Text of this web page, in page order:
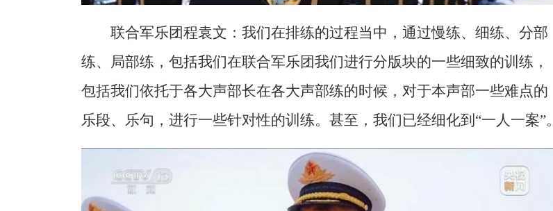
联合军乐团程袁文：我们在排练的过程当中，通过慢练、细练、分部
练、局部练，包括我们在联合军乐团我们进行分版块的一些细致的训练，
包括我们依托于各大声部长在各大声部练的时候，对于本声部一些难点的
乐段、乐句，进行一些针对性的训练。甚至，我们已经细化到“一人一案”。